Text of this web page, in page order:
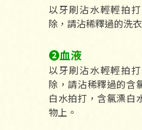
以牙刷沾水輕輕拍
除，請沾稀釋過的洗
❷血液
以牙刷沾水輕輕拍
除，請沾稀釋過的含
白水拍打，含氯漂白
物上。